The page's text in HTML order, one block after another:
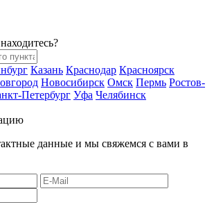
Казань Краснодар Красноярск
Новосибирск Омск Пермь Ростов-
Петербург Уфа Челябинск
данные и мы свяжемся с вами в